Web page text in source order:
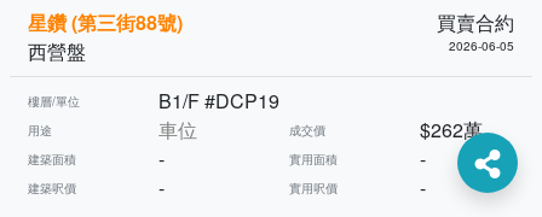
星鑽 (第三街88號)
買賣合約
西營盤
2026-06-05
樓層/單位 B1/F #DCP19
用途 車位 成交價 $262萬
建築面積 - 實用面積 -
建築呎價 - 實用呎價 -